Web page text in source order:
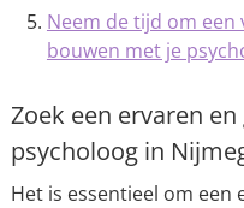
Neem de tijd om
bouwen met je
Zoek een ervaren
psycholoog in
Het is essentieel om